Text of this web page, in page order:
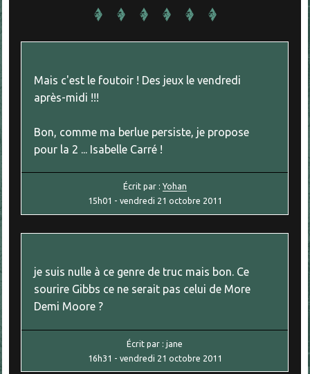
Mais c'est le foutoir ! Des jeux le vendredi
après-midi !!!
Bon, comme ma berlue persiste, je propose
pour la 2 ... Isabelle Carré !
Écrit par : Yohan
15h01 - vendredi 21 octobre 2011
je suis nulle à ce genre de truc mais bon. Ce
sourire Gibbs ce ne serait pas celui de More
Demi Moore ?
Écrit par :jane
16h31 - vendredi 21 octobre 2011